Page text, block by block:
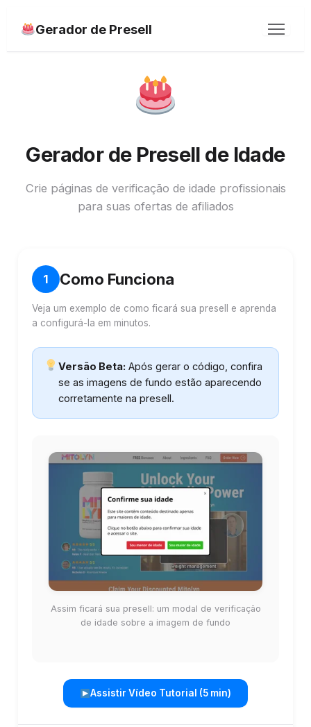
Gerador de Presell
Destrave suas Vendas
Gerador de Presell de Idade
Crie páginas de verificação de idade profissionais
para suas ofertas de afiliados
1 Como Funciona
Veja um exemplo de como ficará sua presell e aprenda
a configurá-la em minutos.
Versão Beta: Após gerar o código, confira
se as imagens de fundo estão aparecendo
corretamente na presell.
Assim ficará sua presell: um modal de verificação
de idade sobre a imagem de fundo
Assistir Vídeo Tutorial (5 min)